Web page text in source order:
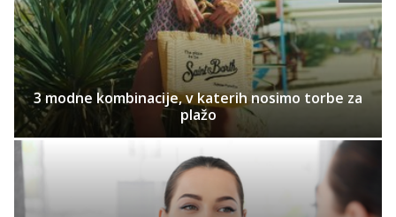
3 modne kombinacije, v katerih nosimo torbe za
plažo